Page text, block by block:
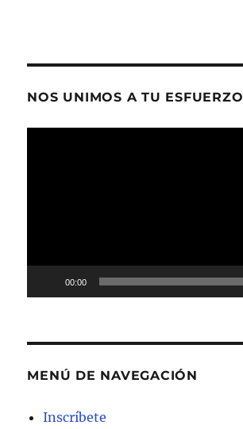
NOS UNIMOS A TU ESFUERZO
00:00
MENÚ DE NAVEGACIÓN
Inscríbete